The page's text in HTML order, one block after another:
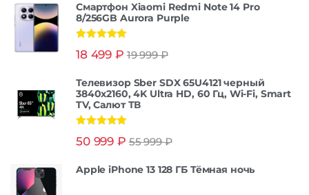
Смартфон Xiaomi Redmi Note 14 Pro
8/256GB Aurora Purple
из 5
18 499 ₽ 19 999₽
Телевизор Sber SDX 65U4121 черный
3840x2160, 4K Ultra HD, 60 Гц, Wi-Fi, Smart
TV, Салют ТВ
из 5
50 999 ₽ 55 999₽
Apple iPhone 13 128 ГБ Тёмная ночь